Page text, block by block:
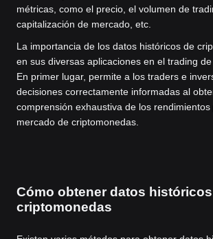
métricas, como el precio, el volumen de
capitalización de mercado, etc.
La importancia de los datos históricos de
en sus diversas aplicaciones en el trading
En primer lugar, permite a los traders e
decisiones correctamente informadas al
comprensión exhaustiva de los
mercado de criptomonedas.
Cómo obtener datos
criptomonedas